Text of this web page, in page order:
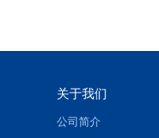
关于我们
公司简介